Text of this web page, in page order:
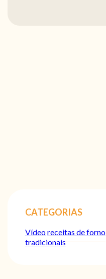
CATEGORIAS
Vídeoreceitas de forno
tradicionais